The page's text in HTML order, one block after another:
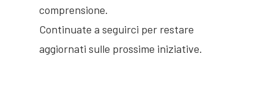
comprensione.
Continuate a seguirci per restare
aggiornati sulle prossime iniziative.
Disegni
d’artista
Contatti